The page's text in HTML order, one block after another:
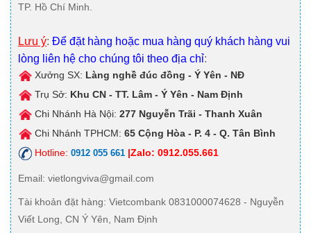
TP. Hồ Chí Minh.
Lưu ý: Để đặt hàng hoặc mua hàng quý khách hàng vui
lòng liên hệ cho chúng tôi theo địa chỉ:
Xưởng SX: Làng nghề đúc đồng - Ý Yên - NĐ
Trụ Sở: Khu CN - TT. Lâm - Ý Yên - Nam Định
Chi Nhánh Hà Nội: 277 Nguyễn Trãi - Thanh Xuân
Chi Nhánh TPHCM: 65 Cộng Hòa - P. 4 - Q. Tân Bình
Hotline: 0912 055 661 |Zalo: 0912.055.661
Email: vietlongviva@gmail.com
Tài khoản đặt hàng: Vietcombank 0831000074628 - Nguyễn
Viết Long, CN Ý Yên, Nam Định